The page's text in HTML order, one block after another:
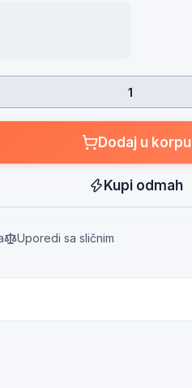
Dodaj u korpu
Kupi odmah
Uporedi sa sličnim